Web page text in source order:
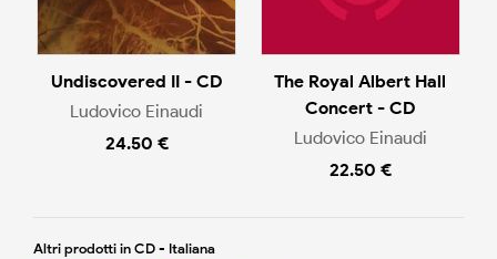
Undiscovered II - CD
Ludovico Einaudi
24.50 €
The Royal Albert Hall
Concert - CD
Ludovico Einaudi
22.50 €
Altri prodotti in CD - Italiana